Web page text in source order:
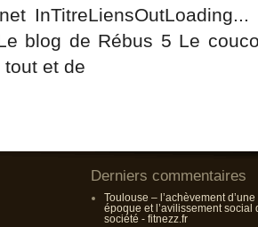
blog de Rébus 5 Le
et de
Derniers commentaires
Toulouse – l’achèvement d’une
époque et l’avilissement social
société - fitnezz.fr